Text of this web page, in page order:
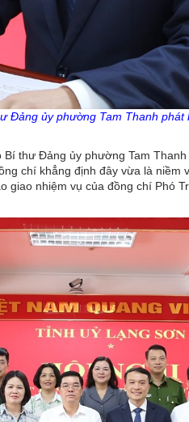
Đảng ủyphường Tam Thanh phát
thư Đảng ủy phường Tam
chí khẳng định đây vừa là niềm
giao nhiệm vụ của đồng chí Phó